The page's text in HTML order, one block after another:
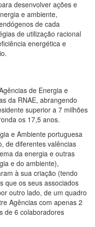
desenvolver ações e
e ambiente,
de cada
de utilização racional
energética e
de Energia e
da RNAE, abrangendo
superior a 7 milhões
os 17,5 anos.
e Ambiente portuguesa
de diferentes valências
da energia e outras
e do ambiente),
à sua criação (tendo
que os seus associados
outro lado, de um quadro
Agências com apenas 2
de 6 colaboradores